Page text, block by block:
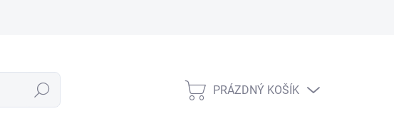
Hledat
NÁKUPNÍ
PRÁZDNÝ KOŠÍK